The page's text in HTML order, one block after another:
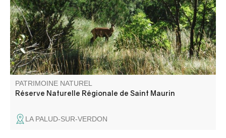
carbonate de calcium libéré par les sources prenant
naissance au pied de la falaise de Barbin.
PATRIMOINE NATUREL
Réserve Naturelle Régionale de Saint Maurin
LA PALUD-SUR-VERDON